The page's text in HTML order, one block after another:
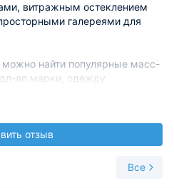
витражным остеклением
галереями для
найти популярные масс-
ап марки, одежду
здесь есть магазины
детской одежды.
центре есть
бытовой техники,
250 магазинов в ТРЦ также
отзыв
Все